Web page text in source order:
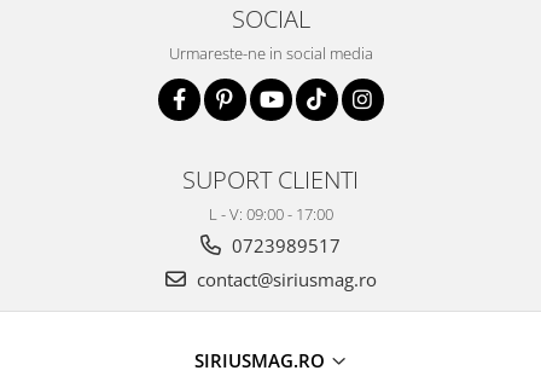
SOCIAL
Urmareste-ne in social media
SUPORT CLIENTI
L - V: 09:00 - 17:00
0723989517
contact@siriusmag.ro
SIRIUSMAG.RO